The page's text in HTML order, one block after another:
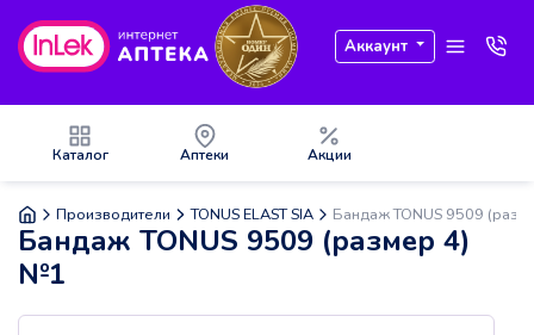
Аккаунт
Каталог Аптеки Акции
Производители TONUS ELAST SIA Бандаж TONUS 9509
Бандаж TONUS 9509 (размер 4)
№1